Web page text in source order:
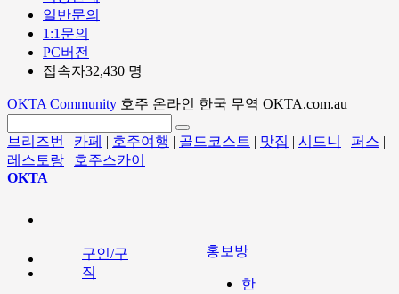
일반문의
1:1문의
PC버전
접속자32,430 명
OKTA Community 호주 온라인 한국 무역 OKTA.com.au
브리즈번 | 카페 | 호주여행 | 골드코스트 | 맛집 | 시드니 | 퍼스 |
레스토랑 | 호주스카이
OKTA
구인/구
직
홍보방
한